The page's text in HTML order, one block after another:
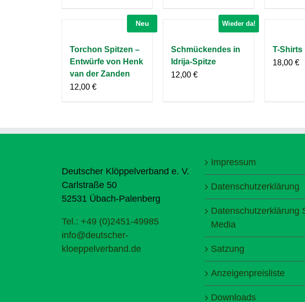
Neu
Torchon Spitzen –
Entwürfe von Henk
van der Zanden
12,00 €
Wieder da!
Schmückendes in
Idrija-Spitze
12,00€
T-Shirts
18,00 €
Deutscher Klöppelverband e. V.
Carlstraße 50
52531 Übach-Palenberg
Tel.: +49 (0)2451-49985
info@deutscher-
kloeppelverband.de
Impressum
Datenschutzerklärung
Datenschutzerklärung
Media
Satzung
Anzeigenpreisliste
Downloads